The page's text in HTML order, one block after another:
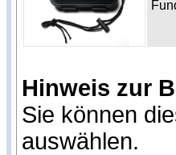
Hinweis zur
Sie können
auswählen.